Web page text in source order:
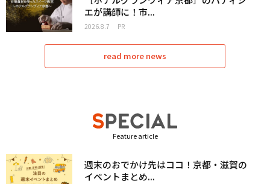
エが講師に！市...
2026.8.7 PR
read more news
Feature article
週末のおでかけ先はココ！京都・滋賀の
イベントまとめ...